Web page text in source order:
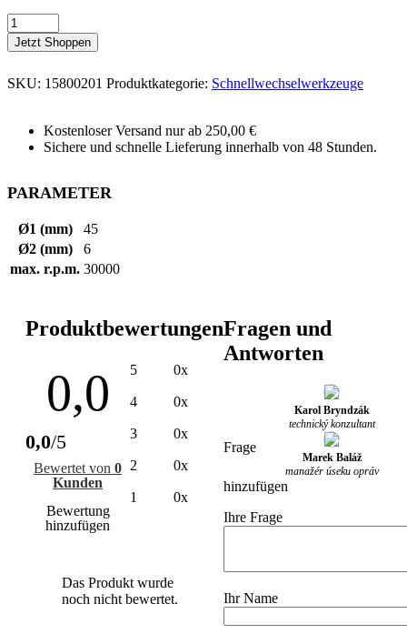
Jetzt Shoppen
SKU: 15800201 Produktkategorie: Schnellwechselwerkzeuge
Kostenloser Versand nur ab 250,00 €
Sichere und schnelle Lieferung innerhalb von 48 Stunden.
PARAMETER
Ø1 (mm)
45
Ø2 (mm)
6
max. r.p.m. 30000
Produktbewertungen
0,0
0,0/5
Bewertet von0
Kunden
Bewertung
hinzufügen
5 0x
4 0x
3 0x
2 0x
1 0x
Das Produkt wurde
noch nicht bewertet.
Fragen und
Antworten
Karol Bryndzák
technický konzultant
Marek Baláž
manažér úseku opráv
Frage
hinzufügen
Ihre Frage
Ihr Name